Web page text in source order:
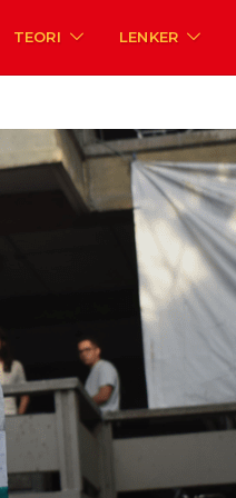
TEORI LENKER